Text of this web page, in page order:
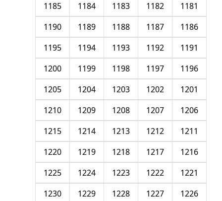
1181
1182
1183
1184
1185
1186
1187
1188
1189
1190
1191
1192
1193
1194
1195
1196
1197
1198
1199
1200
1201
1202
1203
1204
1205
1206
1207
1208
1209
1210
1211
1212
1213
1214
1215
1216
1217
1218
1219
1220
1221
1222
1223
1224
1225
1226
1227
1228
1229
1230